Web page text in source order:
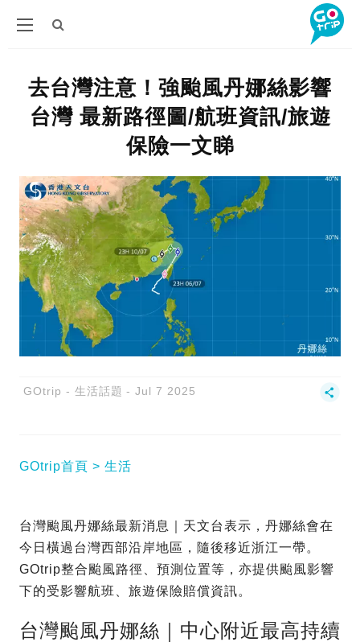
去台灣注意！強颱風丹娜絲影響
台灣 最新路徑圖/航班資訊/旅遊
保險一文睇
GOtrip - 生活話題 Jul 7 2025
GOtrip首頁 生活
台灣颱風丹娜絲最新消息｜天文台表示，丹娜絲會在
今日橫過台灣西部沿岸地區，隨後移近浙江一帶。
GOtrip整合颱風路徑、預測位置等，亦提供颱風影響
下的受影響航班、旅遊保險賠償資訊。
台灣颱風丹娜絲｜中心附近最高持續